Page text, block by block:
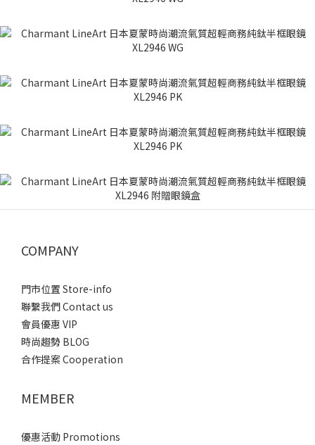
COMPANY
門市位置 Store-info
聯繫我們 Contact us
會員優惠 VIP
時尚趨勢 BLOG
合作提案 Cooperation
MEMBER
優惠活動 Promotions